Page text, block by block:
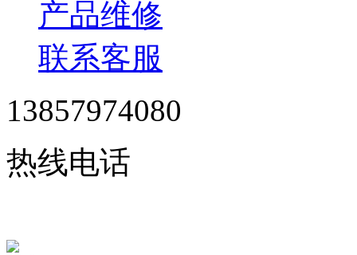
产品维修
联系客服
13857974080
热线电话